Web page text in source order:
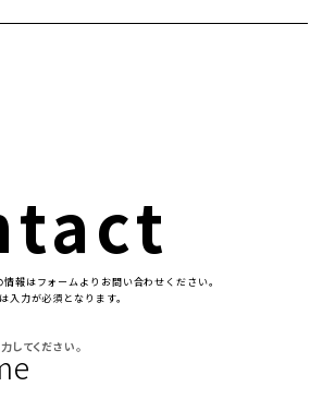
報はフォームよりお問い合わせください。
⼒が必須となります。
してください。